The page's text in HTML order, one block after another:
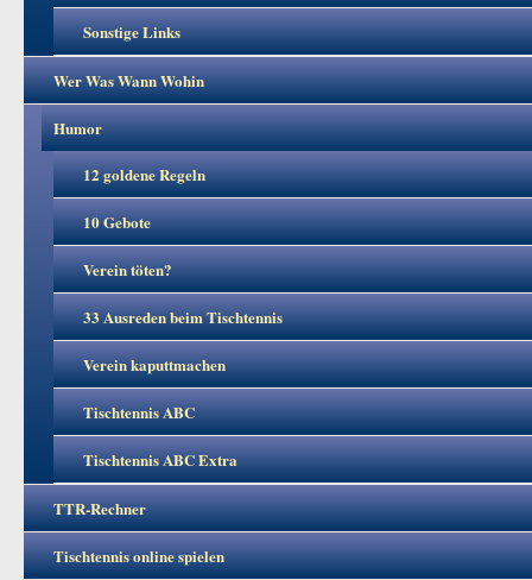
Sonstige Links
Wer Was Wann Wohin
Humor
12 goldene Regeln
10 Gebote
Verein töten?
33 Ausreden beim Tischtennis
Verein kaputtmachen
Tischtennis ABC
Tischtennis ABC Extra
TTR-Rechner
Tischtennis online spielen